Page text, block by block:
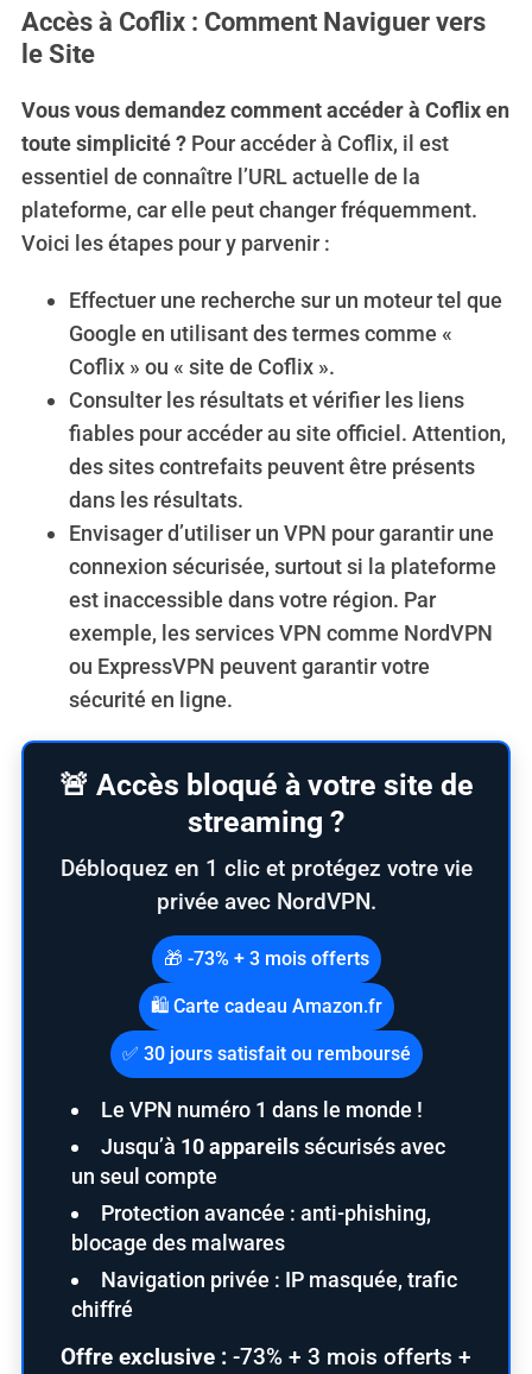
Accès à Coflix : Comment Naviguer vers
le Site
Vous vous demandez comment accéder à Coflix en
toute simplicité ?Pour accéder à Coflix, il est
essentiel de connaître l’URL actuelle de la
plateforme, car elle peut changer fréquemment.
Voici les étapes pour y parvenir :
Effectuer une recherche sur un moteur tel que
Google en utilisant des termes comme «
Coflix » ou « site de Coflix ».
Consulter les résultats et vérifier les liens
fiables pour accéder au site officiel. Attention,
des sites contrefaits peuvent être présents
dans les résultats.
Envisager d’utiliser un VPN pour garantir une
connexion sécurisée, surtout si la plateforme
est inaccessible dans votre région. Par
exemple, les services VPN comme NordVPN
ou ExpressVPN peuvent garantir votre
sécurité en ligne.
🚨 Accès bloqué à votre site de
streaming ?
Débloquez en 1 clic et protégez votre vie
privée avec NordVPN.
🎁 -73% + 3 mois offerts
🛍️ Carte cadeau Amazon.fr
✅ 30 jours satisfait ou remboursé
Le VPN numéro 1 dans le monde !
Jusqu’à 10 appareilssécurisés avec
un seul compte
Protection avancée : anti-phishing,
blocage des malwares
Navigation privée : IP masquée, trafic
chiffré
Offre exclusive : -73% + 3 mois offerts +